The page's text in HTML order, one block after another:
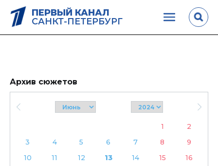
ПЕРВЫЙ КАНАЛ
САНКТ-ПЕТЕРБУРГ
Архив сюжетов
1
2
3
4 5 6 7 8
9
10
11 12 13 14 15
16